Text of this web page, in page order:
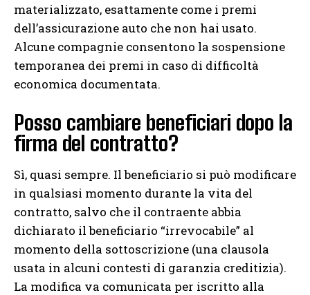
materializzato, esattamente come i premi
dell’assicurazione auto che non hai usato.
Alcune compagnie consentono la sospensione
temporanea dei premi in caso di difficoltà
economica documentata.
Posso cambiare beneficiari dopo la
firma del contratto?
Sì, quasi sempre. Il beneficiario si può modificare
in qualsiasi momento durante la vita del
contratto, salvo che il contraente abbia
dichiarato il beneficiario “irrevocabile” al
momento della sottoscrizione (una clausola
usata in alcuni contesti di garanzia creditizia).
La modifica va comunicata per iscritto alla